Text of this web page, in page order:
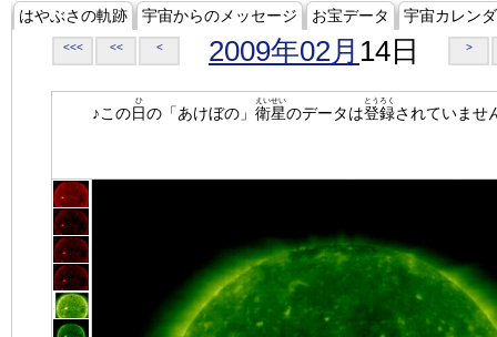
はやぶさの軌跡 宇宙からのメッセージ お宝データ 宇宙カレン
<<< << < 2009年02月 14日 >
♪この日
ひ
の「あけぼの」 衛星
えいせい
のデータは登録
とうろく
されていませ